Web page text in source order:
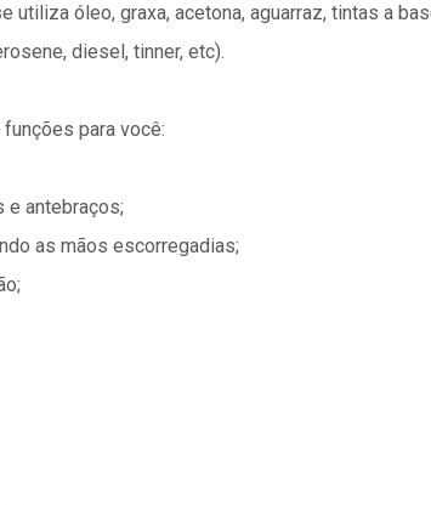
utiliza óleo, graxa, acetona, aguarraz, tintas a
diesel, tinner, etc).
para você:
e antebraços;
as mãos escorregadias;